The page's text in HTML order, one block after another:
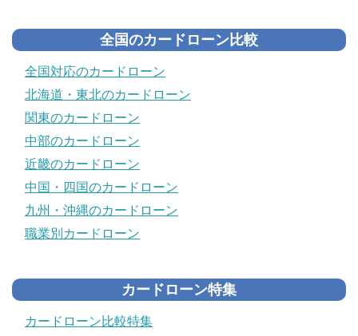
全国のカードローン比較
全国対応のカードローン
北海道・東北のカードローン
関東のカードローン
中部のカードローン
近畿のカードローン
中国・四国のカードローン
九州・沖縄のカードローン
職業別カードローン
カードローン特集
カードローン比較特集